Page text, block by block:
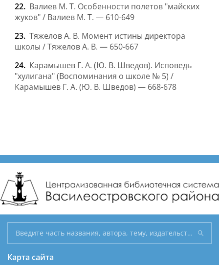
Валиев М. Т. Особенности полетов "майских
жуков" / Валиев М. Т. — 610-649
Тяжелов А. В. Момент истины директора
школы / Тяжелов А. В. — 650-667
Карамышев Г. А. (Ю. В. Шведов). Исповедь
"хулигана" (Воспоминания о школе № 5) /
Карамышев Г. А. (Ю. В. Шведов) — 668-678
Карта сайта